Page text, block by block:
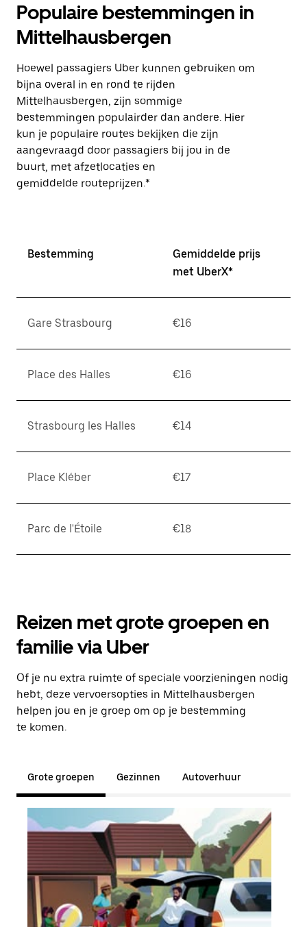
Populaire bestemmingen in
Mittelhausbergen
Hoewel passagiers Uber kunnen gebruiken om
bijna overal in en rond te rijden
Mittelhausbergen, zijn sommige
bestemmingen populairder dan andere. Hier
kun je populaire routes bekijken die zijn
aangevraagd door passagiers bij jou in de
buurt, met afzetlocaties en
gemiddelde routeprijzen.*
Bestemming
Gemiddelde prijs
met UberX*
Gare Strasbourg €16
Place des Halles €16
Strasbourg les Halles €14
Place Kléber €17
Parc de l'Étoile €18
Reizen met grote groepen en
familie via Uber
Of je nu extra ruimte of speciale voorzieningen nodig
hebt, deze vervoersopties in Mittelhausbergen
helpen jou en je groep om op je bestemming
te komen.
Grote groepen Gezinnen Autoverhuur